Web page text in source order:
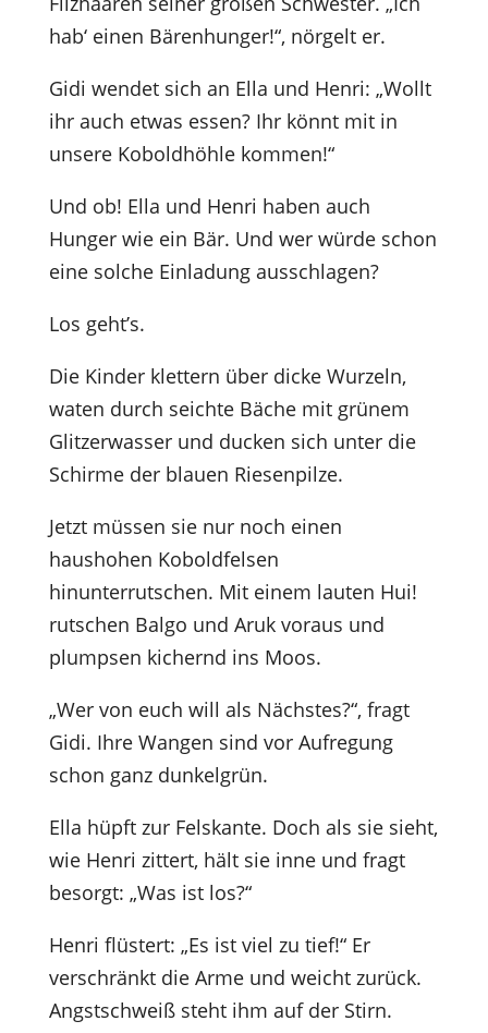
hab‘ einen Bärenhunger!“, nörgelt er.
Gidi wendet sich an Ella und Henri: „Wollt
ihr auch etwas essen? Ihr könnt mit in
unsere Koboldhöhle kommen!“
Und ob! Ella und Henri haben auch
Hunger wie ein Bär. Und wer würde schon
eine solche Einladung ausschlagen?
Los geht’s.
Die Kinder klettern über dicke Wurzeln,
waten durch seichte Bäche mit grünem
Glitzerwasser und ducken sich unter die
Schirme der blauen Riesenpilze.
Jetzt müssen sie nur noch einen
haushohen Koboldfelsen
hinunterrutschen. Mit einem lauten Hui!
rutschen Balgo und Aruk voraus und
plumpsen kichernd ins Moos.
„Wer von euch will als Nächstes?“, fragt
Gidi. Ihre Wangen sind vor Aufregung
schon ganz dunkelgrün.
Ella hüpft zur Felskante. Doch als sie sieht,
wie Henri zittert, hält sie inne und fragt
besorgt: „Was ist los?“
Henri flüstert: „Es ist viel zu tief!“ Er
verschränkt die Arme und weicht zurück.
Angstschweiß steht ihm auf der Stirn.